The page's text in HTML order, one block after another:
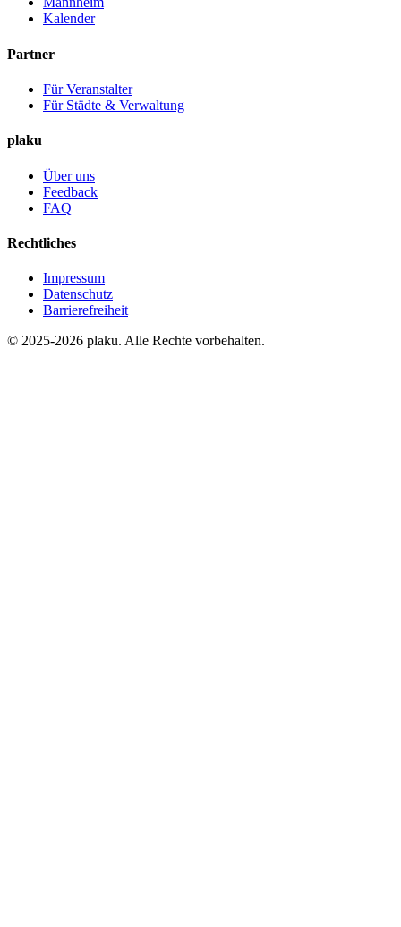
Kalender
Partner
Für Veranstalter
Für Städte & Verwaltung
plaku
Über uns
Feedback
FAQ
Rechtliches
Impressum
Datenschutz
Barrierefreiheit
© 2025-2026 plaku. Alle Rechte vorbehalten.